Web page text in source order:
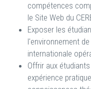
compétences
le Site Web du
Exposer les
l'environnement
internationale
Offrir aux
expérience